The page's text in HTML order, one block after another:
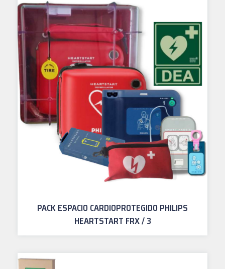
PACK ESPACIO CARDIOPROTEGIDO PHILIPS
HEARTSTART FRX / 3